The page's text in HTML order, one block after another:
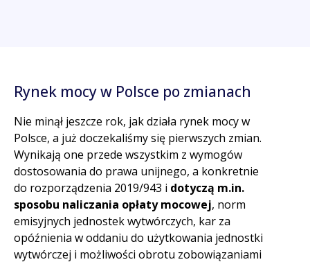
Rynek mocy w Polsce po zmianach
Nie minął jeszcze rok, jak działa rynek mocy w
Polsce, a już doczekaliśmy się pierwszych zmian.
Wynikają one przede wszystkim z wymogów
dostosowania do prawa unijnego, a konkretnie
do rozporządzenia 2019/943 i dotyczą m.in.
sposobu naliczania opłaty mocowej, norm
emisyjnych jednostek wytwórczych, kar za
opóźnienia w oddaniu do użytkowania jednostki
wytwórczej i możliwości obrotu zobowiązaniami